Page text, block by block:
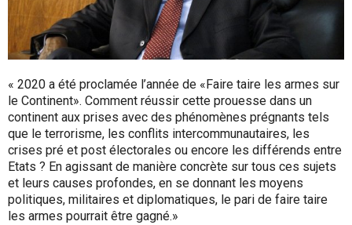
« 2020 a été proclamée l’année de «Faire taire les armes sur
le Continent». Comment réussir cette prouesse dans un
continent aux prises avec des phénomènes prégnants tels
que le terrorisme, les conflits intercommunautaires, les
crises pré et post électorales ou encore les différends entre
Etats ? En agissant de manière concrète sur tous ces sujets
et leurs causes profondes, en se donnant les moyens
politiques, militaires et diplomatiques, le pari de faire taire
les armes pourrait être gagné.»